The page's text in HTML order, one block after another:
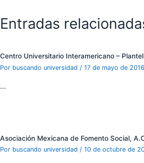
Entradas
Centro Universitario Interamericano –
Por buscando universidad / 17 de mayo de 2016
…
Asociación Mexicana de Fomento Social,
Por buscando universidad / 10 de octubre de